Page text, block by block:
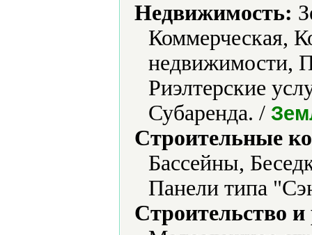
Недвижимость:
Коммерческая,
недвижимости,
Риэлтерские
Субаренда. /
Строительные
Бассейны,
Панели типа
Строительство